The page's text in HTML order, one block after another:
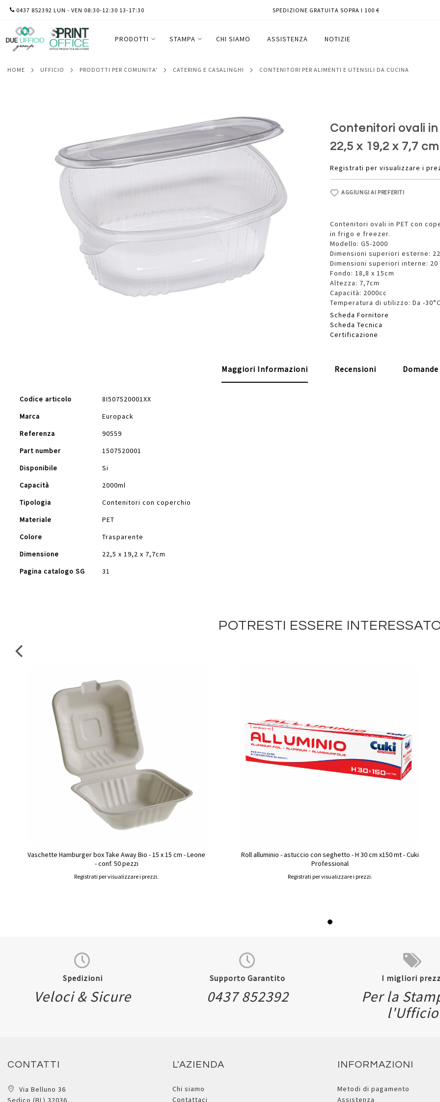
SALTA
CONTENUTO
0437 852392 LUN - VEN 08:30-12:30 13-17:30 SPEDIZIONE GRATUITA SOPRA I 100 €
PRODOTTI STAMPA CHI SIAMO ASSISTENZA NOTIZIE
HOME UFFICIO PRODOTTI PER COMUNITA' CATERING E CASALINGHI CONTENITORI PER ALIMENTI E UTENSILI DA CUCINA
Contenitori ovali
22,5 x 19,2 x 7,7
Registrati per visualizzare i
AGGIUNGI AI PREFERITI
Contenitori ovali in PET con
in frigo e freezer.
Modello: G5-2000
Dimensioni superiori esterne:
Dimensioni superiori interne: 20
Fondo: 18,8 x 15cm
Altezza: 7,7cm
Capacità: 2000cc
Temperatura di utilizzo: Da -
Scheda Fornitore
Scheda Tecnica
Certificazione
immagini
Maggiori Informazioni
Maggiori
Codice articolo
8I507520001XX
Marca
Europack
Referenza
90559
Part number
1507520001
Disponibile
Si
Capacità
2000ml
Tipologia
Contenitori con coperchio
Materiale
PET
Colore
Trasparente
Dimensione
22,5 x 19,2 x 7,7cm
Pagina catalogo SG
31
Recensioni Domande
POTRESTI ESSERE
Vaschette Hamburger box Take Away Bio - 15 x 15 cm - Leone
- conf. 50 pezzi
Registrati per visualizzare i prezzi.
Roll alluminio - astuccio con seghetto - H 30 cm x150 mt - Cuki
Professional
Registrati per visualizzare i prezzi.
Spedizioni
Veloci & Sicure
Supporto Garantito
0437 852392
I migliori
Per la
l'Ufficio
CONTATTI
Via Belluno 36
Sedico (BL) 32036
L'AZIENDA
Chi siamo
Contattaci
INFORMAZIONI
Metodi di pagamento
Assistenza
Contenitori ovali in PET - con coperchio incernierato - 22,5 x 19,2 x 7,7 cm -
Europack - conf. 50 pezzi